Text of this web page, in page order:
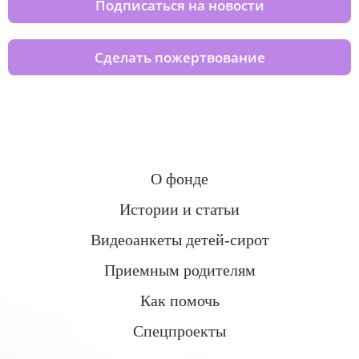
Подписаться на новости
Сделать пожертвование
О фонде
Истории и статьи
Видеоанкеты детей-сирот
Приемным родителям
Как помочь
Спецпроекты